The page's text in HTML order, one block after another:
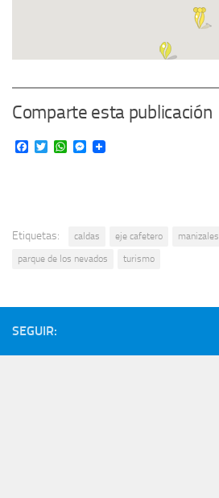
Comparte esta publicación
Facebook
TwitterWhatsApp
Messenger
Etiquetas: caldas eje cafetero manizales
parque de los nevados
turismo
SEGUIR: